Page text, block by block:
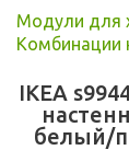
Модули для
Комбинации
IKEA
белый/